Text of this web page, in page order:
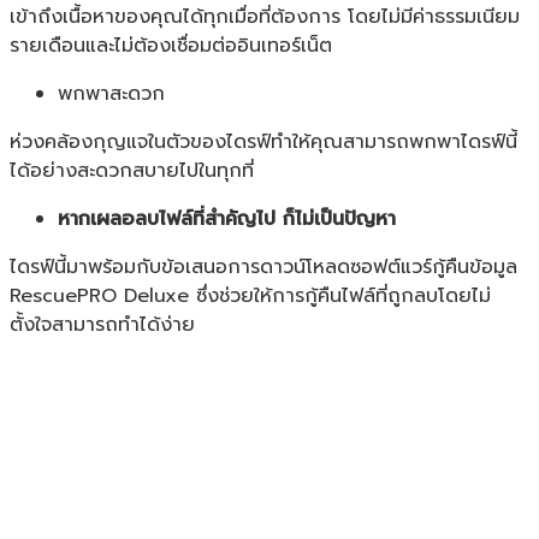
เข้าถึงเนื้อหาของคุณได้ทุกเมื่อที่ต้องการ โดยไม่มีค่าธรรมเนียม
รายเดือนและไม่ต้องเชื่อมต่ออินเทอร์เน็ต
พกพาสะดวก
ห่วงคล้องกุญแจในตัวของไดรฟ์ทำให้คุณสามารถพกพาไดรฟ์นี้
ได้อย่างสะดวกสบายไปในทุกที่
หากเผลอลบไฟล์ที่สำคัญไป ก็ไม่เป็นปัญหา
ไดรฟ์นี้มาพร้อมกับข้อเสนอการดาวน์โหลดซอฟต์แวร์กู้คืนข้อมูล
RescuePRO Deluxe ซึ่งช่วยให้การกู้คืนไฟล์ที่ถูกลบโดยไม่
ตั้งใจสามารถทำได้ง่าย